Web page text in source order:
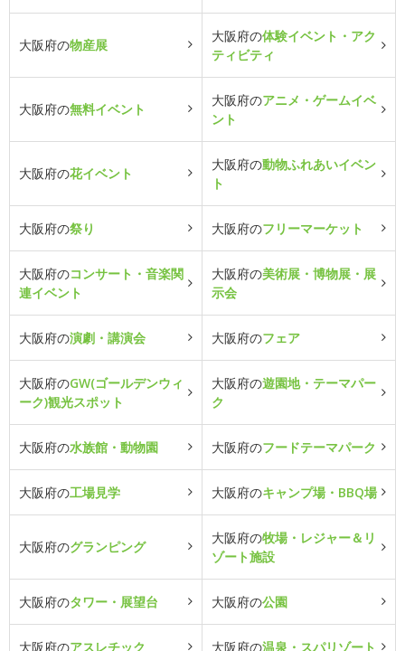
大阪府の物産展
大阪府の体験イベント・アク
ティビティ
大阪府の無料イベント
大阪府のアニメ・ゲームイベ
ント
大阪府の花イベント
大阪府の動物ふれあいイベン
ト
大阪府の祭り 大阪府のフリーマーケット
大阪府のコンサート・音楽関
連イベント
大阪府の美術展・博物展・展
示会
大阪府の演劇・講演会 大阪府のフェア
大阪府のGW(ゴールデンウィ
ーク)観光スポット
大阪府の遊園地・テーマパー
ク
大阪府の水族館・動物園 大阪府のフードテーマパーク
大阪府の工場見学 大阪府のキャンプ場・BBQ場
大阪府のグランピング
大阪府の牧場・レジャー＆リ
ゾート施設
大阪府のタワー・展望台 大阪府の公園
大阪府のアスレチック 大阪府の温泉・スパリゾート